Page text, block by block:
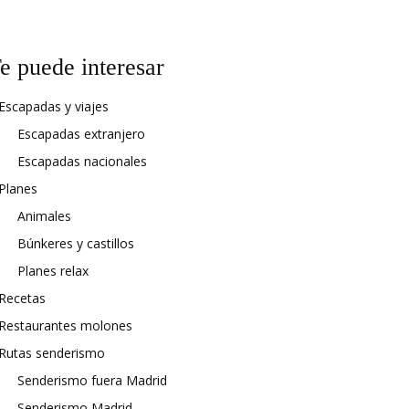
puede interesar
y viajes
Escapadas extranjero
Escapadas nacionales
Animales
Búnkeres y castillos
Planes relax
molones
senderismo
Senderismo fuera Madrid